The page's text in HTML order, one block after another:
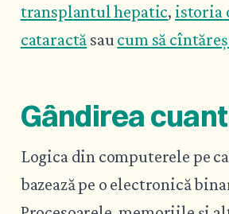
transplantul hepatic, istoria
cataractă sau cum să
Gândirea
Logica din computerele pe
bazează pe o electronică